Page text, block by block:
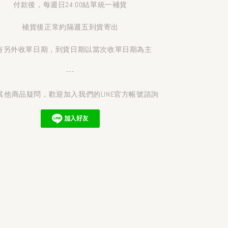
付款後，每週日24:00結單統一補貨
補貨後正常約隔週五到貨寄出
另外收單日期，到貨日期以當次收單日期為主
---
他商品疑問，歡迎加入我們的LINE官方帳號諮詢